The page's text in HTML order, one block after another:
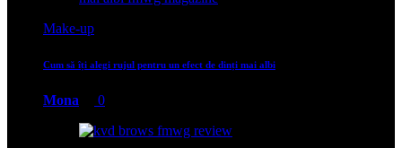
Make-up
Cum să îți alegi rujul pentru un efect de dinți mai albi
Mona 0